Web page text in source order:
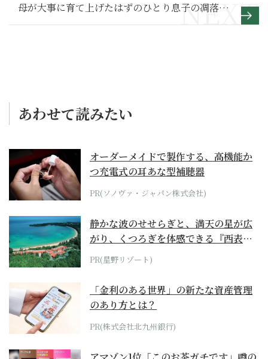
母が大事に育て上げたはずのひとり息子の凋落～
その2～
あわせて読みたい
オーダーメイドで製作する、高機能か
つ充電式の耳あな型補聴器
PR(ソノヴァ・ジャパン株式会社)
静かな波のせせらぎと、満天の星が広
がり、くつろぎを体感できる『西表島
ホテル by...
PR(星野リゾート)
「金利のある世界」の新たな資産管理
のあり方とは？
PR(株式会社北九州銀行)